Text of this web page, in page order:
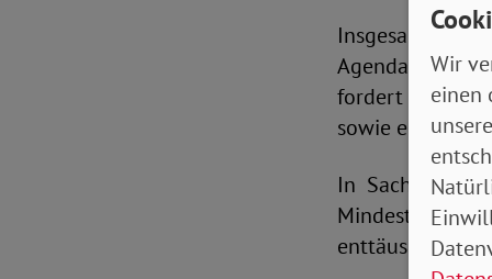
Insgesamt
Agenda der
fordert der
sowie einen
In Sachen
Mindestlohn
enttäuschend.
Wir
einen